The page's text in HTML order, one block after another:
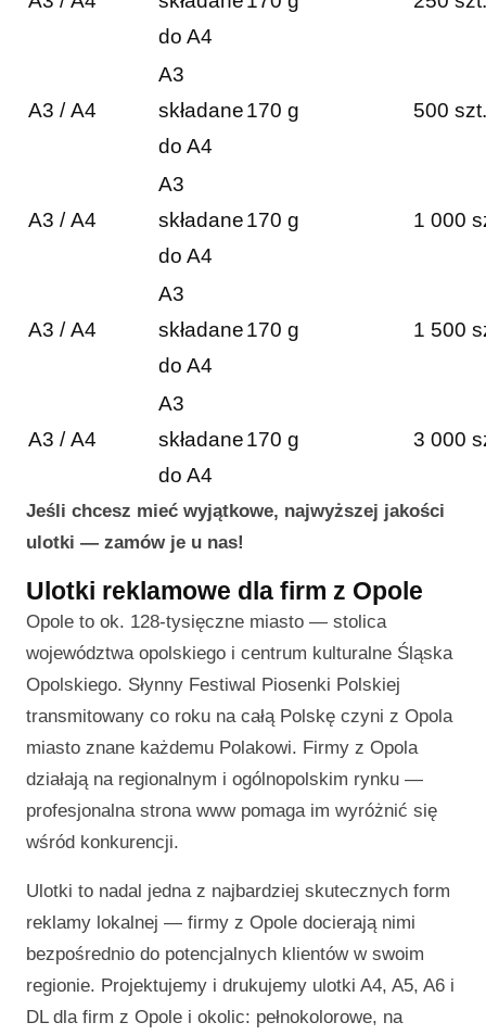
do A4
A3 / A4
A3
składane
do A4
170 g 500 szt.
A3 / A4
A3
składane
do A4
170 g 1 000
A3 / A4
A3
składane
do A4
170 g 1 500
A3 / A4
A3
składane
do A4
170 g 3 000
Jeśli chcesz mieć wyjątkowe, najwyższej jakości
ulotki — zamów je u nas!
Ulotki reklamowe dla firm z Opole
Opole to ok. 128-tysięczne miasto — stolica
województwa opolskiego i centrum kulturalne Śląska
Opolskiego. Słynny Festiwal Piosenki Polskiej
transmitowany co roku na całą Polskę czyni z Opola
miasto znane każdemu Polakowi. Firmy z Opola
działają na regionalnym i ogólnopolskim rynku —
profesjonalna strona www pomaga im wyróżnić się
wśród konkurencji.
Ulotki to nadal jedna z najbardziej skutecznych form
reklamy lokalnej — firmy z Opole docierają nimi
bezpośrednio do potencjalnych klientów w swoim
regionie. Projektujemy i drukujemy ulotki A4, A5, A6 i
DL dla firm z Opole i okolic: pełnokolorowe, na